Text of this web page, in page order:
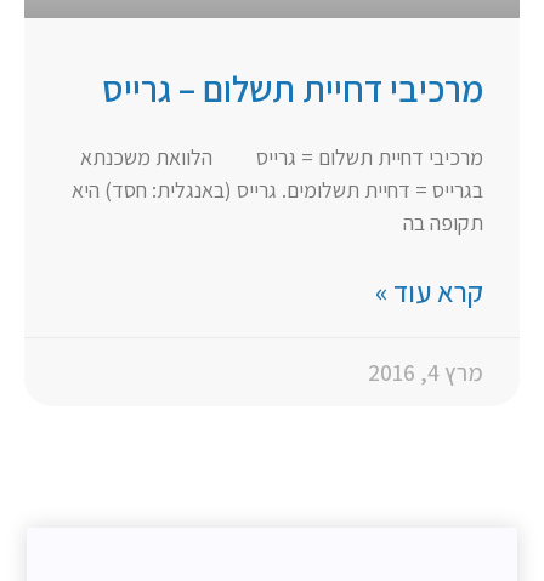
מרכיבי דחיית תשלום – גרייס
מרכיבי דחיית תשלום = גרייס הלוואת משכנתא
בגרייס = דחיית תשלומים. גרייס (באנגלית: חסד) היא
תקופה בה
קרא עוד »
מרץ 4, 2016